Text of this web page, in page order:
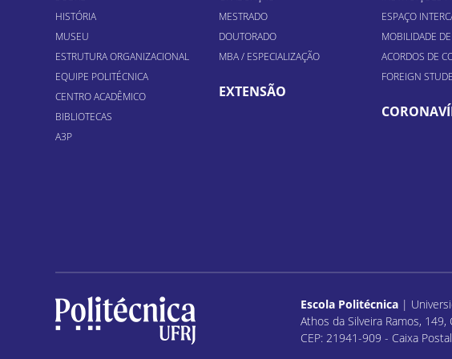
HISTÓRIA
MUSEU
ESTRUTURA ORGANIZACIONAL
EQUIPE POLITÉCNICA
CENTRO ACADÊMICO
BIBLIOTECAS
A3P
MESTRADO
DOUTORADO
MBA / ESPECIALIZAÇÃO
EXTENSÃO
ESPAÇO
MOBILIDADE
ACORDOS DE
FOREIGN
Escola Politécnica|
Athos da Silveira Ramos, 149,
CEP: 21941-909 - Caixa